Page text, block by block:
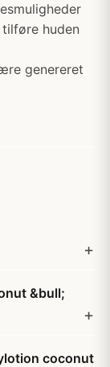
huden
genereret
&bull;
coconut